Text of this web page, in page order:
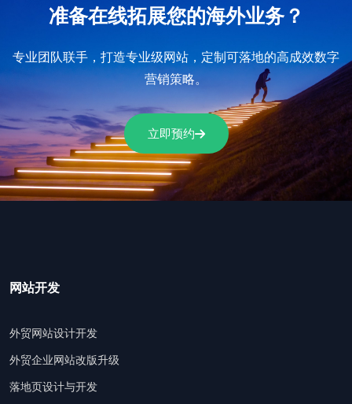
准备在线拓展您的海外业务？
专业团队联手，打造专业级网站，定制可落地的高成效数字
营销策略。
立即预约
网站开发
外贸网站设计开发
外贸企业网站改版升级
落地页设计与开发